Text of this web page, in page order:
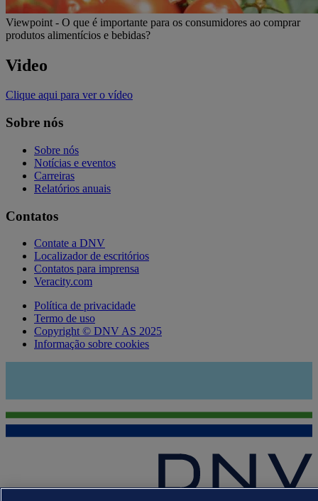
Viewpoint - O que é importante para os consumidores ao comprar
produtos alimentícios e bebidas?
Video
Clique aqui para ver o vídeo
Sobre nós
Sobre nós
Notícias e eventos
Carreiras
Relatórios anuais
Contatos
Contate a DNV
Localizador de escritórios
Contatos para imprensa
Veracity.com
Política de privacidade
Termo de uso
Copyright © DNV AS 2025
Informação sobre cookies